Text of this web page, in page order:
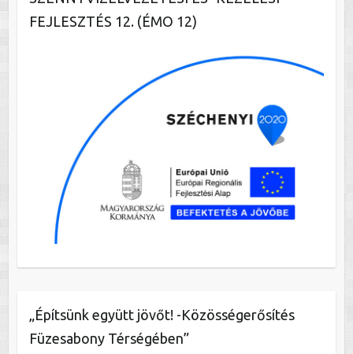
FEJLESZTÉS 12. (ÉMO 12)
„Építsünk együtt jövőt! -Közösségerősítés
Füzesabony Térségében”